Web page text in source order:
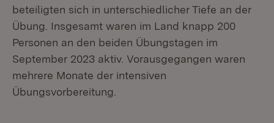
beteiligten sich in unterschiedlicher Tiefe an der
Übung. Insgesamt waren im Land knapp 200
Personen an den beiden Übungstagen im
September 2023 aktiv. Vorausgegangen waren
mehrere Monate der intensiven
Übungsvorbereitung.